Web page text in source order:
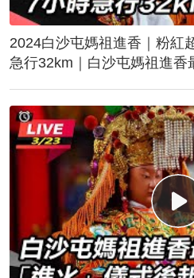
2024白沙屯媽祖進香｜粉紅
急行32km｜白沙屯媽祖進香